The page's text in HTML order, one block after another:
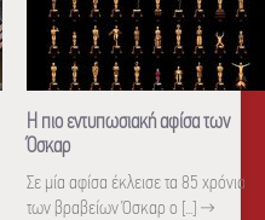
Η πιο εντυπωσιακή αφίσα των
Όσκαρ
Σε μία αφίσα έκλεισε τα 85 χρόνια
των βραβείων Όσκαρ ο [...] →